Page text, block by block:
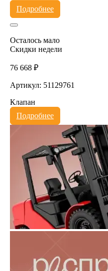
Подробнее
Осталось мало
Скидки недели
76 668 ₽
Артикул: 51129761
Клапан
Подробнее